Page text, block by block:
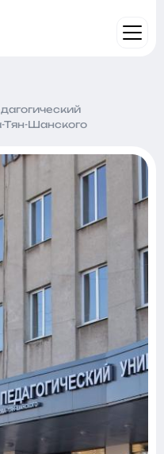
Тян-Шанского